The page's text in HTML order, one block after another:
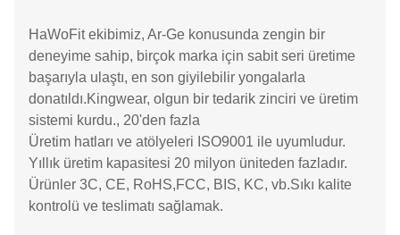
HaWoFit ekibimiz, Ar-Ge konusunda zengin bir
deneyime sahip, birçok marka için sabit seri üretime
başarıyla ulaştı, en son giyilebilir yongalarla
donatıldı.Kingwear, olgun bir tedarik zinciri ve üretim
sistemi kurdu., 20'den fazla
Üretim hatları ve atölyeleri ISO9001 ile uyumludur.
Yıllık üretim kapasitesi 20 milyon üniteden fazladır.
Ürünler 3C, CE, RoHS,FCC, BIS, KC, vb.Sıkı kalite
kontrolü ve teslimatı sağlamak.